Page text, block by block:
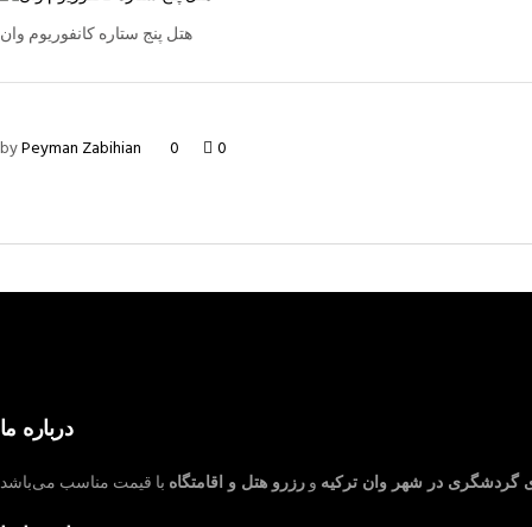
هتل پنج ستاره کانفوریوم وان
byPeyman Zabihian 0 0
درباره ما
گردشگری در شهر وان ترکیه ورزرو هتل و اقامتگاه